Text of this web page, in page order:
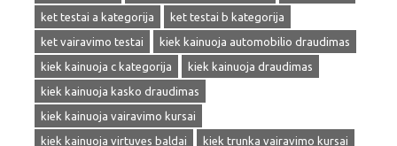
ket testai a kategorija
ket testai b kategorija
ket vairavimo testai
kiek kainuoja automobilio draudimas
kiek kainuoja c kategorija
kiek kainuoja draudimas
kiek kainuoja kasko draudimas
kiek kainuoja vairavimo kursai
kiek kainuoja virtuves baldai
kiek trunka vairavimo kursai